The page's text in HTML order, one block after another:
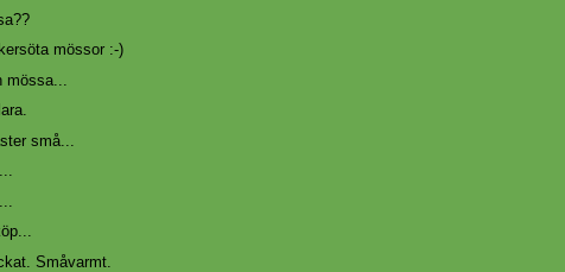
mössor :-)
mössa...
små...
Småvarmt.